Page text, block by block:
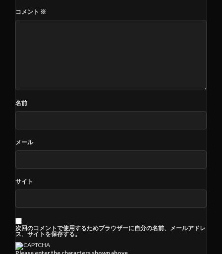
コメント ※
名前
メール
サイト
次回のコメントで使用するためブラウザーに自分の名前、メールアドレ
ス、サイトを保存する。